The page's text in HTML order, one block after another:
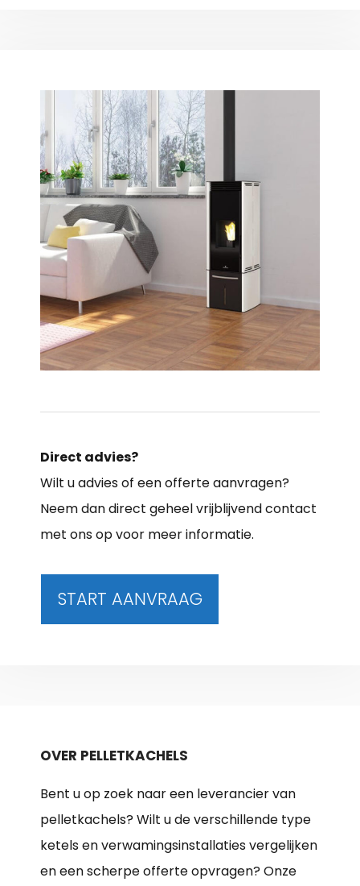
Direct advies?
Wilt u advies of een offerte aanvragen?
Neem dan direct geheel vrijblijvend contact
met ons op voor meer informatie.
START AANVRAAG
OVER PELLETKACHELS
Bent u op zoek naar een leverancier van
pelletkachels? Wilt u de verschillende type
ketels en verwamingsinstallaties vergelijken
en een scherpe offerte opvragen? Onze